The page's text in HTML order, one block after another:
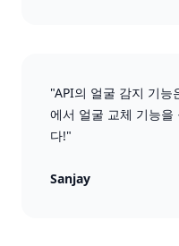
"API의 얼굴 감지 기능
에서 얼굴 교체 기능을
다!"
Sanjay